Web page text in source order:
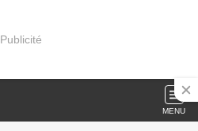
Publicité
MENU